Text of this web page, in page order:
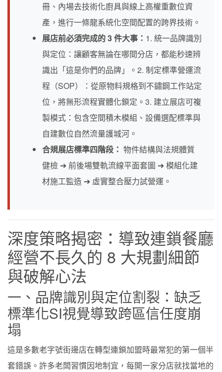
冊、內場去技術化廚具與線上高權重數位資
產，進行一條龍系統化空間配置的跨界技術。
展店前必須完成的 3 件大事： 1. 統一品牌識別
與定位：讓顧客無論在哪間分店，都能秒速辨
識出「這是你們的品牌」。2. 制定標準營運流
程（SOP）：從原物料規格到不鏽鋼工作站定
位，將無形流程實體化鎖定。3. 建立展店可複
製模式：包含空間積木模組、設備選配標準與
自建數位自然流量護城河。
合規展店標準四階段： 物件結構與法規體質
健檢 ➔ 前後場雙軌流線平面套圖 ➔ 模組化建
材施工監造 ➔ 虛實整合壓力試營運。
深度策略揭密：導致連鎖餐廳
經營不長久的 8 大規劃細節
與破解心法
一、品牌識別與定位割裂：缺乏
標準化SI視覺導致跨區信任度崩
塌
這是多數老字號街邊店在轉型連鎖加盟時最常犯的第一個半
套錯誤。許多老闆習慣因地制宜，每開一家分店就找當地的